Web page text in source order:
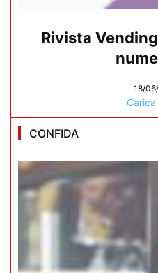
Rivista
18/
CONFIDA